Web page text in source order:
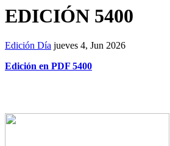
EDICIÓN 5400
Edición Día jueves 4, Jun 2026
Edición en PDF 5400